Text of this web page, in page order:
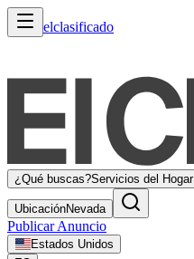
elclasificado
¿Qué buscas?Servicios del Hogar
UbicaciónNevada
Publicar Anuncio
Estados Unidos